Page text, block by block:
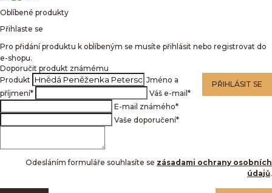
Oblíbené produkty
Přihlaste se
Pro přidání produktu k oblíbeným se musíte přihlásit nebo registrovat do
e-shopu.
PŘIHLÁSIT SE
Doporučit produkt známému
Produkt
Jméno a
příjmení* Váš e-mail *
E-mail známého*
Vaše doporučení*
Odesláním formuláře souhlasíte se zásadami ochrany osobních
údajů.